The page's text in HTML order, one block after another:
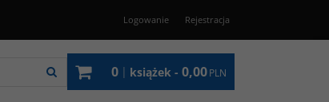
Logowanie Rejestracja
0 | książek - 0,00PLN